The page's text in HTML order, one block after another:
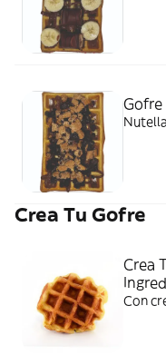
Gofre
Crea Tu Gofre
Crea
Con